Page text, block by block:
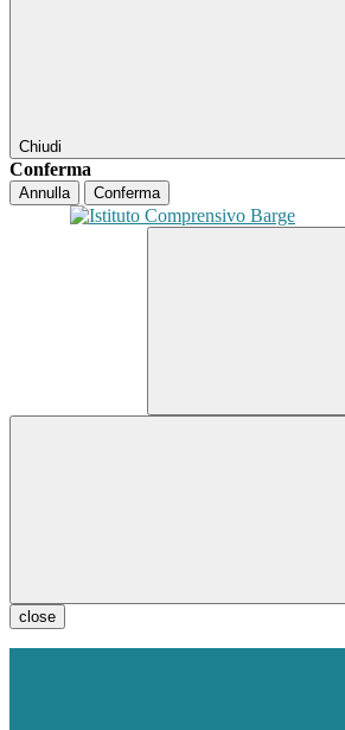
Chiudi
Conferma
Annulla Conferma
close